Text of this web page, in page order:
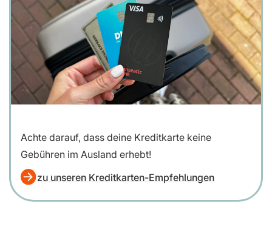
Achte darauf, dass deine Kreditkarte keine
Gebühren im Ausland erhebt!
zu unseren Kreditkarten-Empfehlungen